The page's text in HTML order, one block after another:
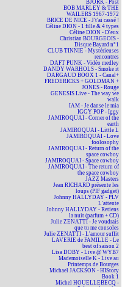
BJÖRK - Post
BOB MARLEY & THE
WAILERS 1967-1972
BRICE DE NICE - J't'ai cassé !
Céline DION - 1 fille & 4 types
Céline DION - D'eux
Christian BOURGEOIS -
Disque Bayard n°1
CLUB TINNIE - Mystérieuses
rencontres
DAFT PUNK - Vidéo medley
DANDY WARHOLS - Smoke it
DARGAUD BOOX 1 - Canal+
FREDERICKS + GOLDMAN +
JONES - Rouge
GENESIS Live - The way we
walk
IAM - Je danse le mia
IGGY POP - Iggy
JAMIROQUAI - Corner of the
earth
JAMIROQUAI - Little L
JAMIROQUAI - Love
foolosophy
JAMIROQUAI - Return of the
space cowboy
JAMIROQUAI - Space cowboy
JAMIROQUAI - The return of
the space cowboy
JAZZ Masters
Jean RICHARD présente les
loups (PIF gadget)
Johnny HALLYDAY - PLV
L'attente
Johnny HALLYDAY - Retiens
la nuit (parfum + CD)
Julie ZENATTI - Je voudrais
que tu me consoles
Julie ZENATTI - L'amour suffit
LAVERIE de FAMILLE - Le
best of saison 2
Lisa DOBY - Live @ WYB7
Mademoiselle K - Live au
Printemps de Bourges
Michael JACKSON - HIStory
Book 1
Michel HOUELLEBECQ -